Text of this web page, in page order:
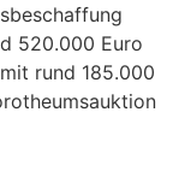
520.000 Euro
rund 185.000